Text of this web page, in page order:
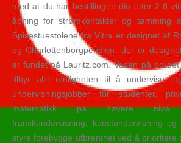
med at du har bestillingen din etter 2-8
åpning for strømkontakter og tømming
Spisestuestolene fra Vitra er designet af
og Charlottenborgpendlen, der er
er fundet på Lauritz.com. Vasen på
tilbyr alle muligheten til å undervise,
undervisningsjobber for studenter,
matematikk på høyere nivå,
franskundervisning, kunstundervisning
styre forebygge utbrenthet ved å prioritere